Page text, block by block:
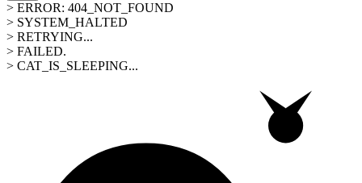
> ERROR: 404_NOT_FOUND
> SYSTEM_HALTED
> RETRYING...
> FAILED.
> CAT_IS_SLEEPING...